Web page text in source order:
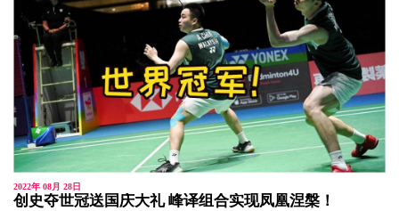
2022年 08月 28日
创史夺世冠送国庆大礼 峰译组合实现凤凰涅槃！